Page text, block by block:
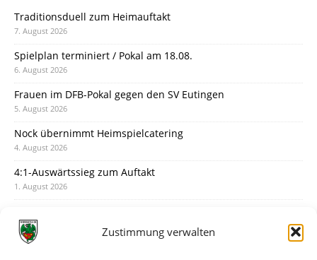
Zustimmung verwalten
Traditionsduell zum Heimauftakt
7. August 2026
Spielplan terminiert / Pokal am 18.08.
6. August 2026
Frauen im DFB-Pokal gegen den SV Eutingen
5. August 2026
Nock übernimmt Heimspielcatering
4. August 2026
4:1-Auswärtssieg zum Auftakt
1. August 2026
31. Juli 2026